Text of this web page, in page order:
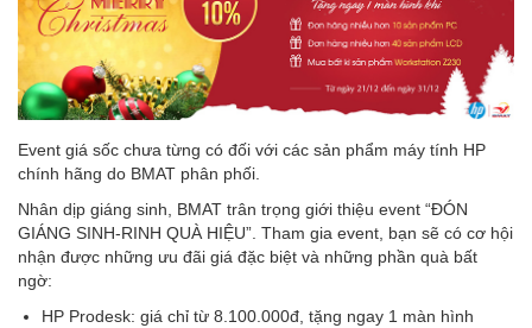
Event giá sốc chưa từng có đối với các sản phẩm máy tính HP
chính hãng do BMAT phân phối.
Nhân dịp giáng sinh, BMAT trân trọng giới thiệu event “ĐÓN
GIÁNG SINH-RINH QUÀ HIỆU”. Tham gia event, bạn sẽ có cơ hội
nhận được những ưu đãi giá đặc biệt và những phần quà bất
ngờ:
HP Prodesk: giá chỉ từ 8.100.000đ, tặng ngay 1 màn hình